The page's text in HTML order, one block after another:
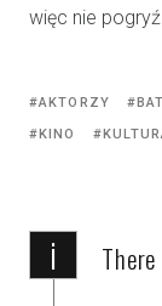
więc nie
AKTORZY
KINO
i